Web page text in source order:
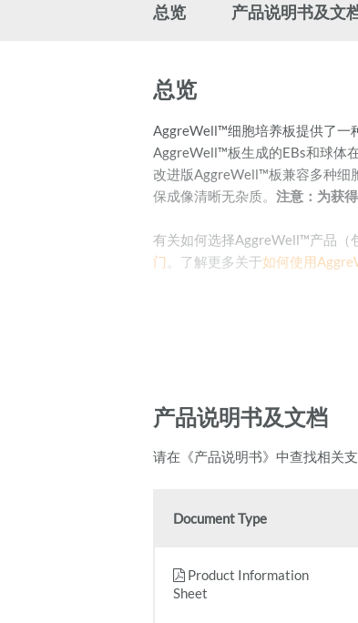
总览 产品说明书及文
总览
AggreWell™细胞培养板提供了一
AggreWell™板生成的EBs和球体
改进版AggreWell™板兼容多种细
保成像清晰无杂质。 注意：为获
有关如何选择AggreWell™产品（
门
。了解更多关于如何使用
产品说明书及文档
请在《产品说明书》中查找相关
Document Type
Product Information
Sheet